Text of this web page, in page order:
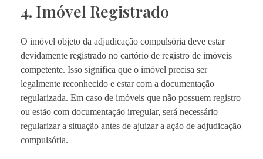
4. Imóvel Registrado
O imóvel objeto da adjudicação compulsória deve estar
devidamente registrado no cartório de registro de imóveis
competente. Isso significa que o imóvel precisa ser
legalmente reconhecido e estar com a documentação
regularizada. Em caso de imóveis que não possuem registro
ou estão com documentação irregular, será necessário
regularizar a situação antes de ajuizar a ação de adjudicação
compulsória.